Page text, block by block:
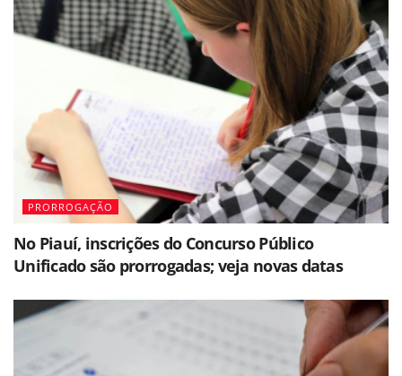
PRORROGAÇÃO
No Piauí, inscrições do Concurso Público
Unificado são prorrogadas; veja novas datas